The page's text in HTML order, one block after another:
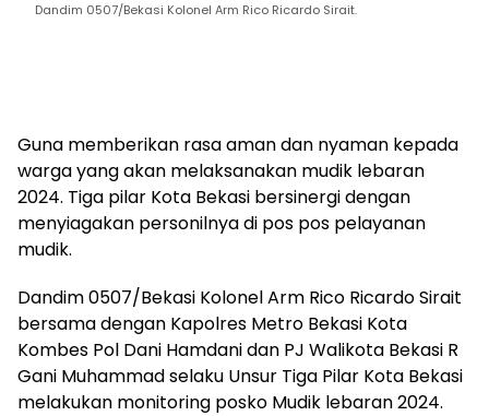
Dandim 0507/Bekasi Kolonel Arm Rico Ricardo Sirait.
Guna memberikan rasa aman dan nyaman kepada
warga yang akan melaksanakan mudik lebaran
2024. Tiga pilar Kota Bekasi bersinergi dengan
menyiagakan personilnya di pos pos pelayanan
mudik.
Dandim 0507/Bekasi Kolonel Arm Rico Ricardo Sirait
bersama dengan Kapolres Metro Bekasi Kota
Kombes Pol Dani Hamdani dan PJ Walikota Bekasi R
Gani Muhammad selaku Unsur Tiga Pilar Kota Bekasi
melakukan monitoring posko Mudik lebaran 2024.